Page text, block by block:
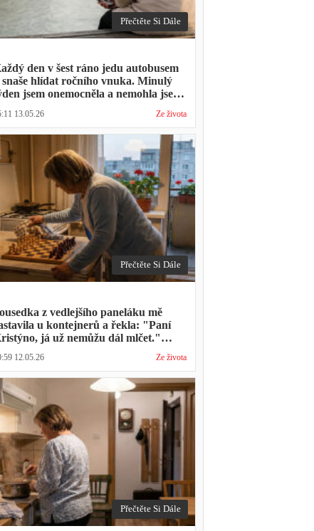
Přečtěte Si Dále
den v šest ráno jedu autobusem
hlídat ročního vnuka. Minulý
jsem onemocněla a nemohla jsem
volna. Víš, kolik nás to stálo?"
13.05.26 Ze života
Přečtěte Si Dále
z vedlejšího paneláku mě
u kontejnerů a řekla: "Paní
já už nemůžu dál mlčet."
ve čtvrtky na lavičce před
s tou samou ženou
12.05.26 Ze života
Přečtěte Si Dále